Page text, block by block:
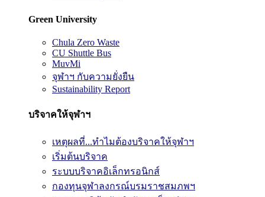
Green University
Chula Zero Waste
CU Shuttle Bus
MuvMi
จุฬาฯ กับความยั่งยืน
Sustainability Report
บริจาคให้จุฬาฯ
เหตุผลที่...ทำไมต้องบริจาคให้จุฬาฯ
เริ่มต้นบริจาค
ระบบบริจาคอิเล็กทรอนิกส์
กองทุนจุฬาลงกรณ์บรมราชสมภพฯ